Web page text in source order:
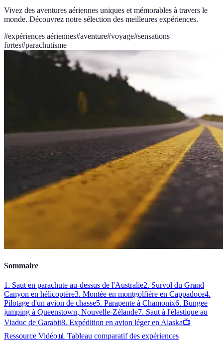
Vivez des aventures aériennes uniques et mémorables à travers le
monde. Découvrez notre sélection des meilleures expériences.
#expériences aériennes#aventure#voyage#sensations
fortes#parachutisme
Sommaire
1. Saut en parachute au-dessus de l'Australie2. Survol du Grand
Canyon en hélicoptère3. Montée en montgolfière en Cappadoce4.
Pilotage d'un avion de chasse5. Parapente à Chamonix6. Bungee
jumping à Queenstown, Nouvelle-Zélande7. Saut à l'élastique au
Viaduc de Garabit8. Expédition en avion léger en Alaska📺
Ressource Vidéo📊 Tableau comparatif des expériences